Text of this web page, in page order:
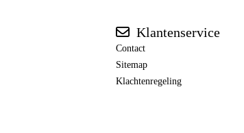
Klantenservice
Contact
Sitemap
Klachtenregeling